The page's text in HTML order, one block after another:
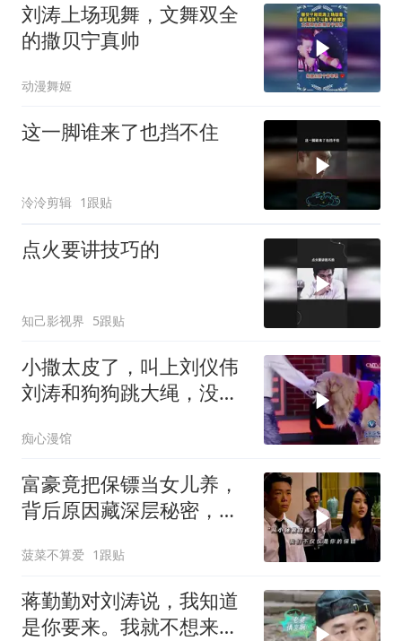
刘涛上场现舞，文舞双全
的撒贝宁真帅
动漫舞姬
这一脚谁来了也挡不住
泠泠剪辑 1跟贴
点火要讲技巧的
知己影视界 5跟贴
小撒太皮了，叫上刘仪伟
刘涛和狗狗跳大绳，没想
痴心漫馆
富豪竟把保镖当女儿养，
背后原因藏深层秘密，真
菠菜不算爱 1跟贴
蒋勤勤对刘涛说，我知道
是你要来。我就不想来